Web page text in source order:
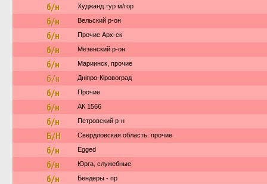
б/н Худжанд тур м/гор
б/н Вельский р-он
б/н Прочие Арх-ск
б/н Мезенский р-он
б/н Мариинск, прочие
б/н Дніпро-Кіровоград
б/н Прочие
б/н АК 1566
б/н Петровский р-н
Б/Н Свердловская область: прочие
б/н Egged
б/н Юрга, служебные
б/н Бендеры - пр